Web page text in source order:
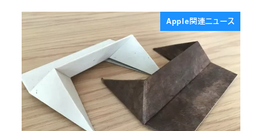
Apple関連ニュース